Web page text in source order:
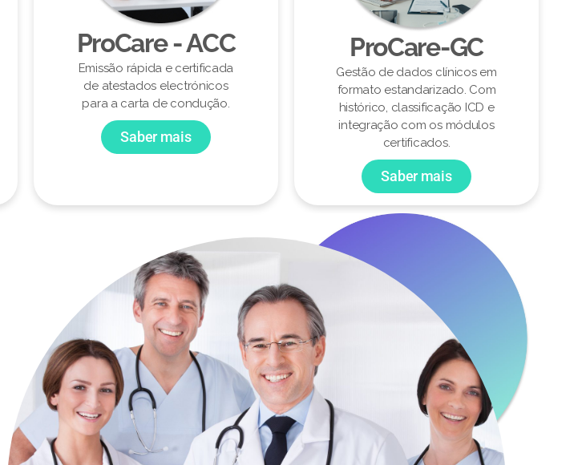
ProCare - ACC
Emissão rápida e certificada
de atestados electrónicos
para a carta de condução.
Saber mais
ProCare-GC
Gestão de dados clínicos em
formato estandarizado. Com
histórico, classificação ICD e
integração com os módulos
certificados.
Saber mais